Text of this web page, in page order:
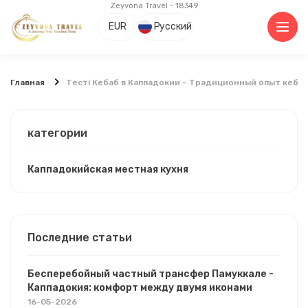
Zeyvona Travel - 18349
EUR Русский
Главная Тестi Кебаб в Каппадокии – Традиционный опыт
категории
Каппадокийская местная кухня
Последние статьи
Бесперебойный частный трансфер Памуккале -
Каппадокия: комфорт между двумя иконами
16-05-2026